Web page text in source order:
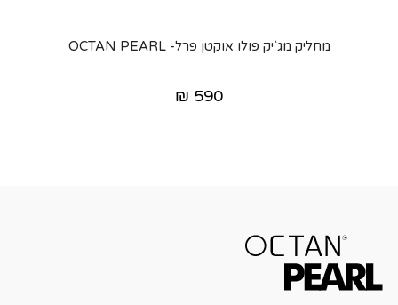
מחליק מג`יק פולו אוקטן פרל- OCTAN PEARL
₪ 590